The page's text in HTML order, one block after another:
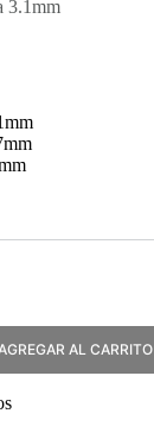
3.1mm
AL CARRITO